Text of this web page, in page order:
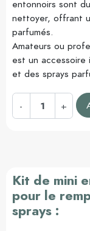
entonnoirs sont
nettoyer, offrant
parfumés.
Amateurs ou
est un
et des sprays
- +
Kit de mini
pour le
sprays :